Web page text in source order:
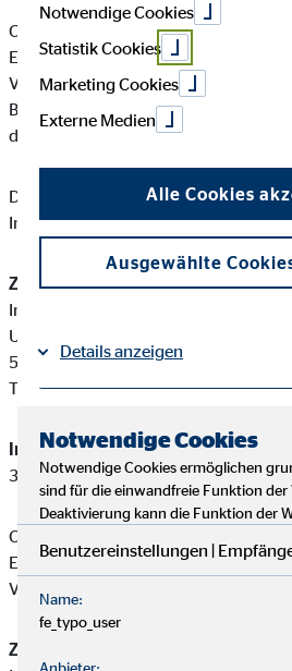
Christoph Moschitz ist ein
Erlaubnispflicht nach § 34 d Abs. 1
Vermittlerregister gemäß § 34d Abs.
Bundesrepublik Deutschland
d GewO, §§ 59 - 68 VVG, VersVermV
Diese berufsrechtlichen Regelungen
Internetseite einsehen:
Zuständige Erlaubnisbehörde:
Industrie- und Handelskammer zu Köln
Unter Sachsenhausen 10-26
50667 Köln
Tel: +49 221 1640-0
Immobiliardarlehensvermittler-
3C22-73
Christoph Moschitz ist ein
Erlaubnispflicht nach § 34 i Abs. 1
Vermittlerregister gemäß § 34 i Abs. 8
Zuständige Erlaubnisbehörde:
Notwendige Cookies
Statistik Cookies
Marketing Cookies
Externe Medien
Alle Cookies
Ausgewählte
Details anzeigen
Notwendige Cookies
Notwendige Cookies ermöglichen
sind für die einwandfreie Funktion der
Deaktivierung kann die Funktion der
Benutzereinstellungen |
Name:
fe_typo_user
Anbieter: